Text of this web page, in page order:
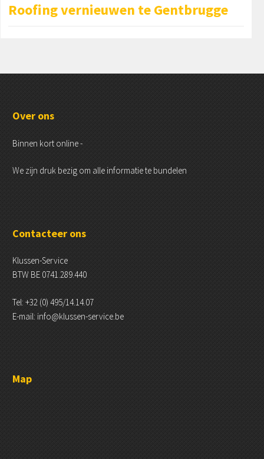
Roofing vernieuwen te Gentbrugge
Over ons
Binnen kort online -
We zijn druk bezig om alle informatie te bundelen
Contacteer ons
Klussen-Service
BTW BE 0741.289.440
Tel: +32 (0) 495/14.14.07
E-mail: info@klussen-service.be
Map